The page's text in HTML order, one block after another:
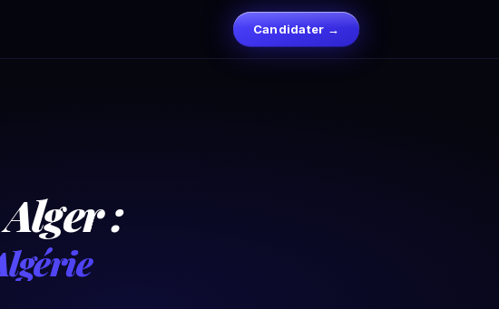
Candidater →
: